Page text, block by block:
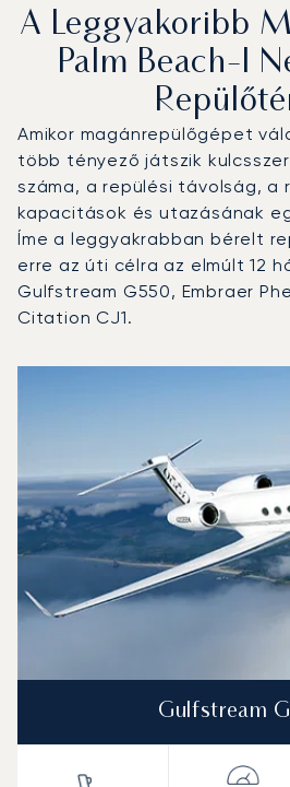
A Leggyakoribb
Palm Beach-I
Amikor magánrepülőgépet
több tényező játszik
száma, a repülési távolság, a
kapacitások és utazásának
Íme a leggyakrabban bérelt
erre az úti célra az elmúlt 12
Gulfstream G550, Embraer
Citation CJ1.
Gulfstream